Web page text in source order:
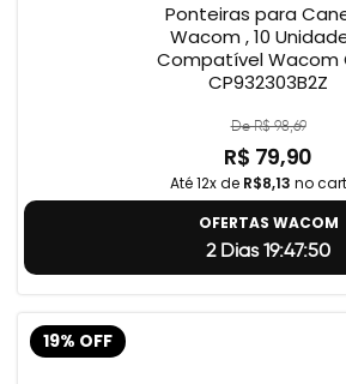
Ponteiras para
Wacom , 10
Compatível Wacom
CP932303B2Z
De R$ 98,69
R$ 79,90
Até 12x de R$8,13 no
OFERTAS WACOM
2 Dias 19:47:49
19% OFF